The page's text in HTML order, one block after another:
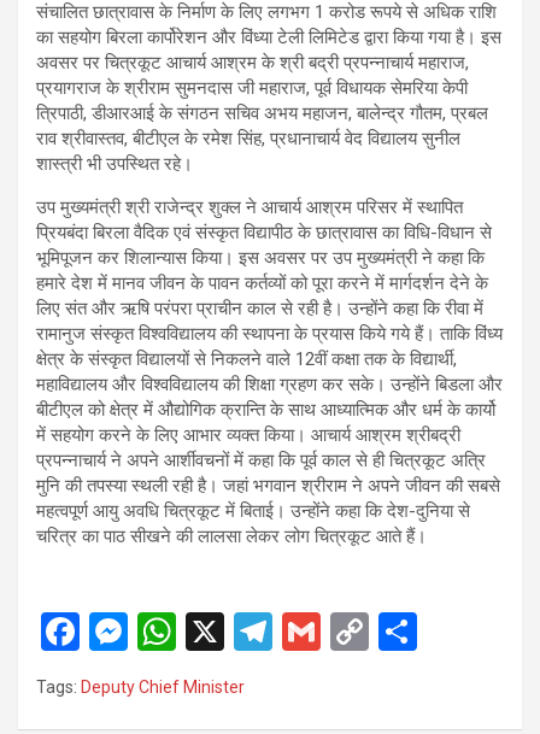
संचालित छात्रावास के निर्माण के लिए लगभग 1 करोड रूपये से अधिक राशि
का सहयोग बिरला कार्पोरेशन और विंध्या टेली लिमिटेड द्वारा किया गया है। इस
अवसर पर चित्रकूट आचार्य आश्रम के श्री बद्री प्रपन्नाचार्य महाराज,
प्रयागराज के श्रीराम सुमनदास जी महाराज, पूर्व विधायक सेमरिया केपी
त्रिपाठी, डीआरआई के संगठन सचिव अभय महाजन, बालेन्द्र गौतम, प्रबल
राव श्रीवास्तव, बीटीएल के रमेश सिंह, प्रधानाचार्य वेद विद्यालय सुनील
शास्त्री भी उपस्थित रहे।
उप मुख्यमंत्री श्री राजेन्द्र शुक्ल ने आचार्य आश्रम परिसर में स्थापित
प्रियबंदा बिरला वैदिक एवं संस्कृत विद्यापीठ के छात्रावास का विधि-विधान से
भूमिपूजन कर शिलान्यास किया। इस अवसर पर उप मुख्यमंत्री ने कहा कि
हमारे देश में मानव जीवन के पावन कर्तव्यों को पूरा करने में मार्गदर्शन देने के
लिए संत और ऋषि परंपरा प्राचीन काल से रही है। उन्होंने कहा कि रीवा में
रामानुज संस्कृत विश्वविद्यालय की स्थापना के प्रयास किये गये हैं। ताकि विंध्य
क्षेत्र के संस्कृत विद्यालयों से निकलने वाले 12वीं कक्षा तक के विद्यार्थी,
महाविद्यालय और विश्वविद्यालय की शिक्षा ग्रहण कर सके। उन्होंने बिडला और
बीटीएल को क्षेत्र में औद्योगिक क्रान्ति के साथ आध्यात्मिक और धर्म के कार्यो
में सहयोग करने के लिए आभार व्यक्त किया। आचार्य आश्रम श्रीबद्री
प्रपन्नाचार्य ने अपने आर्शीवचनों में कहा कि पूर्व काल से ही चित्रकूट अत्रि
मुनि की तपस्या स्थली रही है। जहां भगवान श्रीराम ने अपने जीवन की सबसे
महत्वपूर्ण आयु अवधि चित्रकूट में बिताई। उन्होंने कहा कि देश-दुनिया से
चरित्र का पाठ सीखने की लालसा लेकर लोग चित्रकूट आते हैं।
F
a
ce
M
es
se
W
h
at
X
T
G
C
Tags: Deputy Chief Minister